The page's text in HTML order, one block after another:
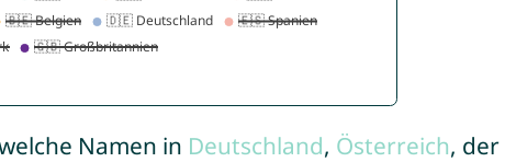
Namen in Deutschland, Österreich, der